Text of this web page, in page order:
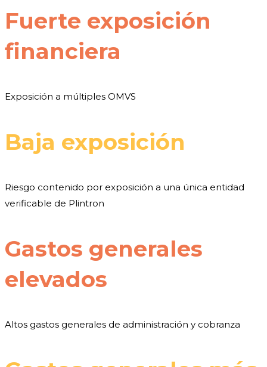
Fuerte exposición
financiera
Exposición a múltiples OMVS
Baja exposición
Riesgo contenido por exposición a una única entidad
verificable de Plintron
Gastos generales
elevados
Altos gastos generales de administración y cobranza